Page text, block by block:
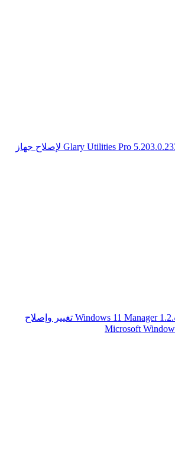
Glary Utilities Pro 5.203.0.233 Mr Professor _ Silent لإصلاح جهاز
Windows 11 Manager 1.2.4 _ Silent Mr Professor تغيير وإصلاح